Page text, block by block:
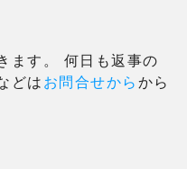
ます。 何日も返事の
どは お問合せから から